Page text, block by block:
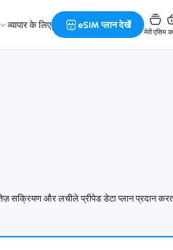
व्यापार के लिए eSIM प्लान देखें
मेरी एसिम
सक्रियण और लचीले प्रीपेड डेटा प्लान प्रदान करता